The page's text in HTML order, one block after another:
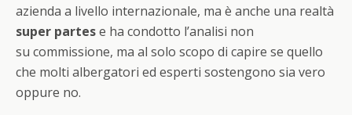
azienda a livello internazionale, ma è anche una realtà
super partese ha condotto l’analisi non
su commissione, ma al solo scopo di capire se quello
che molti albergatori ed esperti sostengono sia vero
oppure no.